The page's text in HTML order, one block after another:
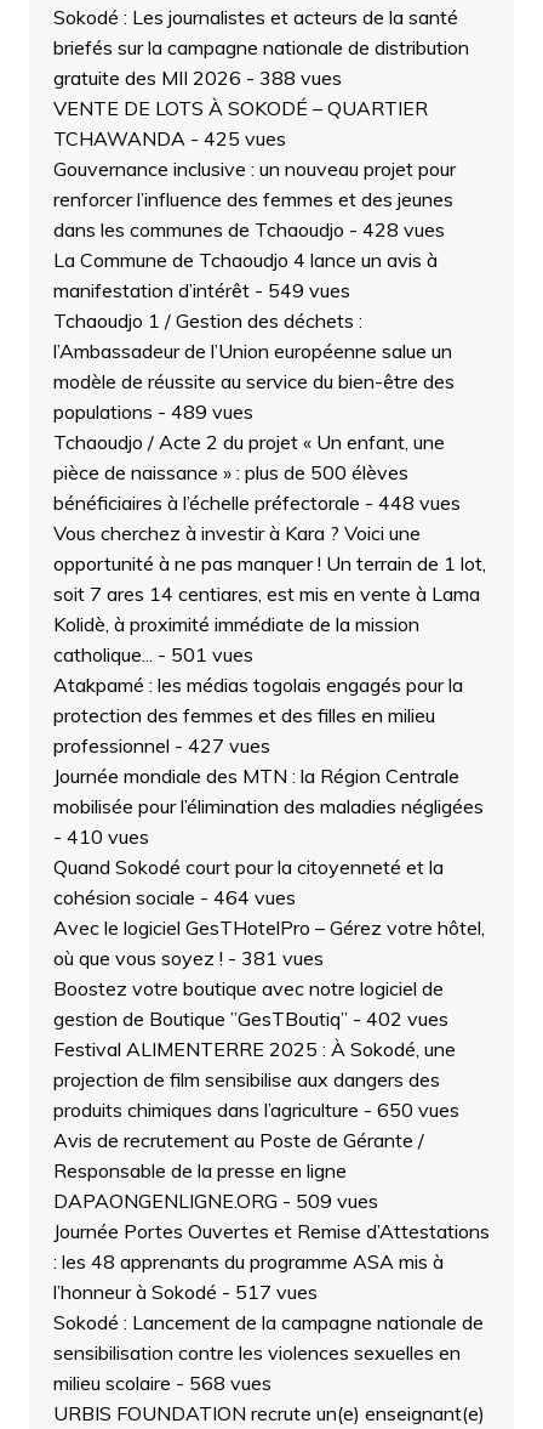
Sokodé : Les journalistes et acteurs de la santé
briefés sur la campagne nationale de distribution
gratuite des MII 2026 - 388 vues
VENTE DE LOTS À SOKODÉ – QUARTIER
TCHAWANDA - 425 vues
Gouvernance inclusive : un nouveau projet pour
renforcer l’influence des femmes et des jeunes
dans les communes de Tchaoudjo - 428 vues
La Commune de Tchaoudjo 4 lance un avis à
manifestation d’intérêt- 549 vues
Tchaoudjo 1 / Gestion des déchets :
l’Ambassadeur de l’Union européenne salue un
modèle de réussite au service du bien-être des
populations - 489 vues
Tchaoudjo / Acte 2 du projet « Un enfant, une
pièce de naissance » : plus de 500 élèves
bénéficiaires à l’échelle préfectorale - 448 vues
Vous cherchez à investir à Kara ? Voici une
opportunité à ne pas manquer ! Un terrain de 1 lot,
soit 7 ares 14 centiares, est mis en vente à Lama
Kolidè, à proximité immédiate de la mission
catholique...
- 501 vues
Atakpamé : les médias togolais engagés pour la
protection des femmes et des filles en milieu
professionnel - 427 vues
Journée mondiale des MTN : la Région Centrale
mobilisée pour l’élimination des maladies négligées
- 410 vues
Quand Sokodé court pour la citoyenneté et la
cohésion sociale - 464 vues
Avec le logiciel GesTHotelPro – Gérez votre hôtel,
où que vous soyez ! - 381 vues
Boostez votre boutique avec notre logiciel de
gestion de Boutique ”GesTBoutiq” - 402 vues
Festival ALIMENTERRE 2025 : À Sokodé, une
projection de film sensibilise aux dangers des
produits chimiques dans l’agriculture - 650 vues
Avis de recrutement au Poste de Gérante /
Responsable de la presse en ligne
DAPAONGENLIGNE.ORG - 509 vues
Journée Portes Ouvertes et Remise d’Attestations
: les 48 apprenants du programme ASA mis à
l’honneur à Sokodé - 517 vues
Sokodé : Lancement de la campagne nationale de
sensibilisation contre les violences sexuelles en
milieu scolaire - 568 vues
URBIS FOUNDATION recrute un(e) enseignant(e)